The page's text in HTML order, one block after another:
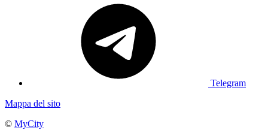
Telegram
Mappa del sito
© MyCity